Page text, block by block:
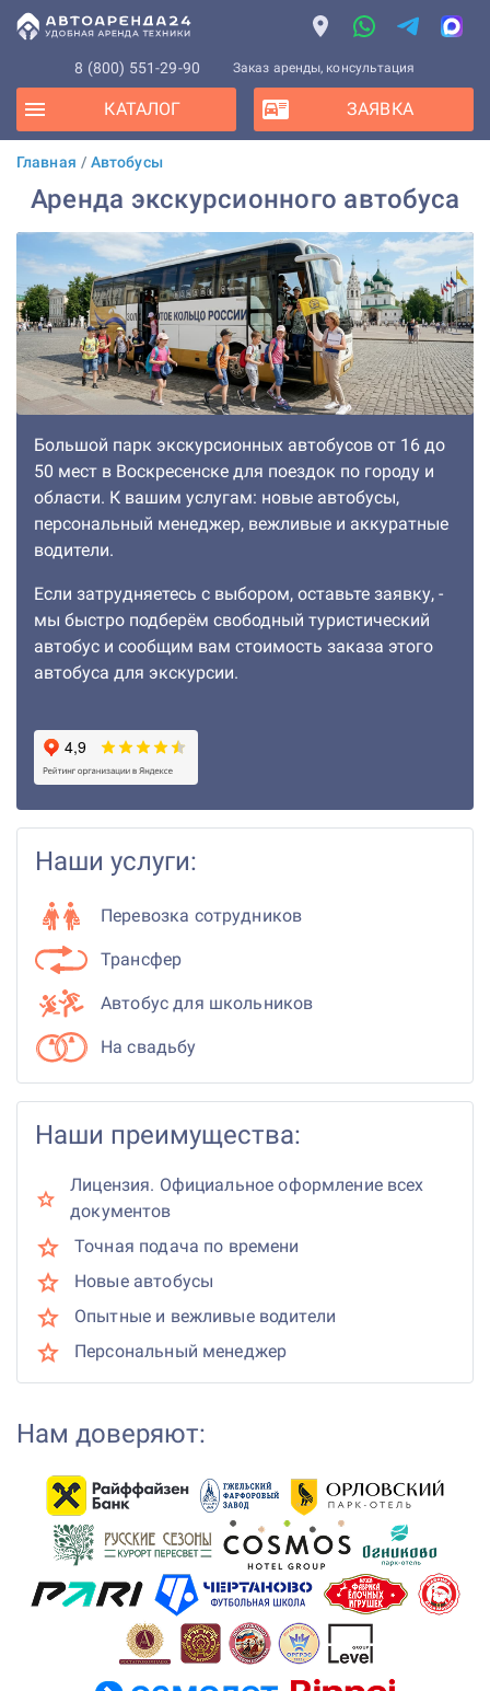
8 (800) 551-29-90 Заказ аренды, консультация
КАТАЛОГ ЗАЯВКА
Главная / Автобусы
Аренда экскурсионного автобуса
Большой парк экскурсионных автобусов от 16 до
50 мест в Воскресенске для поездок по городу и
области. К вашим услугам: новые автобусы,
персональный менеджер, вежливые и аккуратные
водители.
Если затрудняетесь с выбором, оставьте заявку, -
мы быстро подберём свободный туристический
автобус и сообщим вам стоимость заказа этого
автобуса для экскурсии.
Наши услуги:
Перевозка сотрудников
Трансфер
Автобус для школьников
На свадьбу
Наши преимущества:
Лицензия. Официальное оформление всех
документов
Точная подача по времени
Новые автобусы
Опытные и вежливые водители
Персональный менеджер
Нам доверяют: